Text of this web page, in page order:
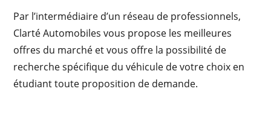
Par l’intermédiaire d’un réseau de professionnels,
Clarté Automobiles vous propose les meilleures
offres du marché et vous offre la possibilité de
recherche spécifique du véhicule de votre choix en
étudiant toute proposition de demande.